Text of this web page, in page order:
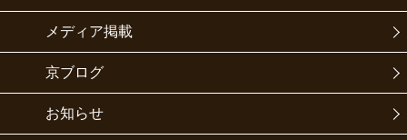
メディア掲載
京ブログ
お知らせ